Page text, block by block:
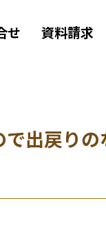
せ 資料請求
出戻り